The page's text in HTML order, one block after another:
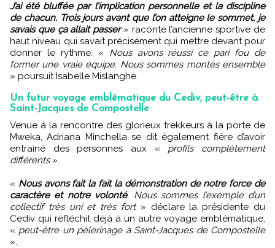
J’ai été bluffée par l’implication personnelle et la discipline
de chacun. Trois jours avant que l’on atteigne le sommet, je
savais que ça allait passer» raconte l’ancienne sportive de
haut niveau qui savait précisément qui mettre devant pour
donner le rythme. « Nous avons réussi ce pari fou de
former une vraie équipe. Nous sommes montés ensemble
» poursuit Isabelle Mislanghe.
Un futur voyage emblématique du Cediv, peut-être à
Saint-Jacques de Compostelle
Venue à la rencontre des glorieux trekkeurs à la porte de
Mweka, Adriana Minchella se dit également fière d’avoir
entrainé des personnes aux « profils complètement
différents».
« Nous avons fait la fait la démonstration de notre force de
caractère et notre volonté. Nous sommes l’exemple d’un
collectif très uni et très fort» déclare la présidente du
Cediv qui réfléchit déjà à un autre voyage emblématique,
« peut-être un pèlerinage à Saint-Jacques de Compostelle
».